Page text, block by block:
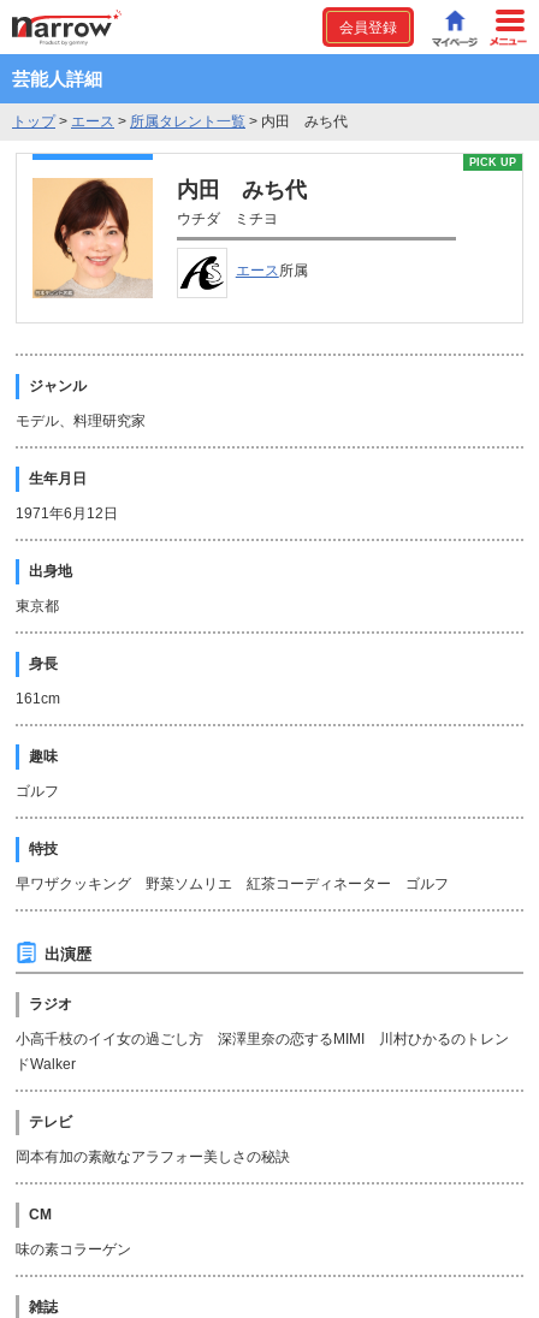
会員登録
芸能人詳細
トップ> エース > 所属タレント一覧 > 内田 みち代
PICK UP
内田 みち代
ウチダ ミチヨ
エース所属
ジャンル
モデル、料理研究家
生年月日
1971年6月12日
出身地
東京都
身長
161cm
趣味
ゴルフ
特技
早ワザクッキング 野菜ソムリエ 紅茶コーディネーター ゴルフ
出演歴
ラジオ
小高千枝のイイ女の過ごし方 深澤里奈の恋するMIMI 川村ひかるのトレン
ドWalker
テレビ
岡本有加の素敵なアラフォー美しさの秘訣
CM
味の素コラーゲン
雑誌